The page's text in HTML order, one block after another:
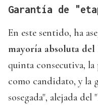
Garantía de
En este sentido, ha
mayoría absoluta
quinta consecutiva,
como candidato, y la
sosegada", alejada